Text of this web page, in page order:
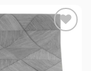
Toevoegen
aan
verlanglijst